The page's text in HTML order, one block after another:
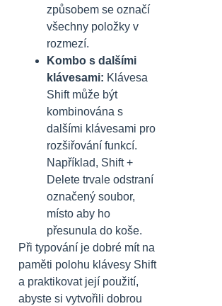
způsobem se označí
všechny položky v
rozmezí.
Kombo s dalšími
klávesami: Klávesa
Shift může být
kombinována s
dalšími klávesami pro
rozšiřování funkcí.
Například, Shift +
Delete trvale odstraní
označený soubor,
místo aby ho
přesunula do koše.
Při typování je dobré mít na
paměti polohu klávesy Shift
a praktikovat její použití,
abyste si vytvořili dobrou